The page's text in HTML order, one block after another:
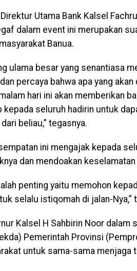
Utama Bank Kalsel
dalam event ini merupakan
Banua.
ulama besar yang senantiasa
dan percaya bahwa apa yang
hari ini akan memberikan
kepada seluruh hadirin untuk
beliau,” tegasnya.
ini mengajak kepada
dan mendoakan
penting yaitu memohon
selalu istiqomah di jalan-Nya,”
Kalsel H Sahbirin Noor dalam
Pemerintah Provinsi
untuk sama-sama